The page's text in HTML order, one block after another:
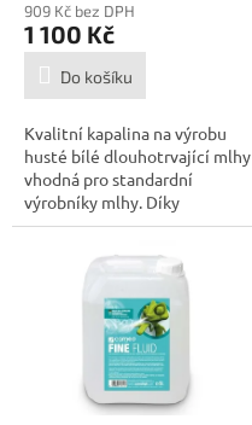
909 Kč bez DPH
1 100 Kč
Do košíku
Kvalitní kapalina na výrobu
husté bílé dlouhotrvající mlhy
vhodná pro standardní
výrobníky mlhy. Díky
vynikajícím...